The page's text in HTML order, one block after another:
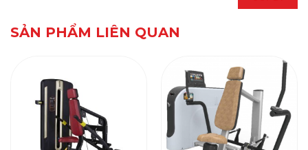
SẢN PHẨM LIÊN QUAN